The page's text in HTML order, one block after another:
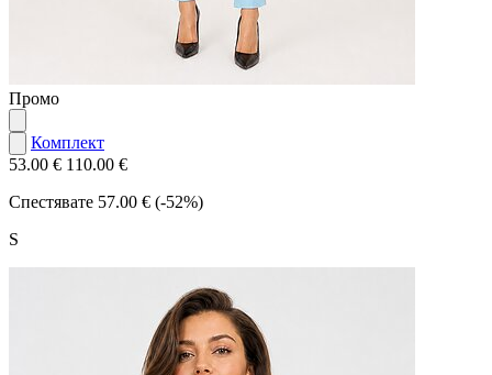
Промо
Комплект
53.00 € 110.00 €
Спестявате 57.00 € (-52%)
S